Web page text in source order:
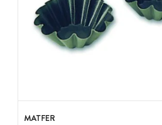
MATFER